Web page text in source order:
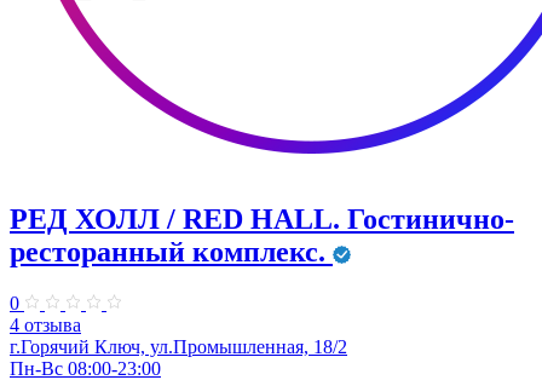
РЕД ХОЛЛ / RED HALL. Гостинично-
ресторанный комплекс.
0
4 отзыва
г.Горячий Ключ, ул.Промышленная, 18/2
Пн-Вс 08:00-23:00